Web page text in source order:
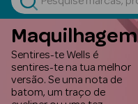
Ver Tudo
Beauty Season
Beauty Season
Cabelo
Profissional
Maquilhagem
Sentires-te Wells é
sentires-te na tua melhor
versão. Se uma nota de
batom, um traço de